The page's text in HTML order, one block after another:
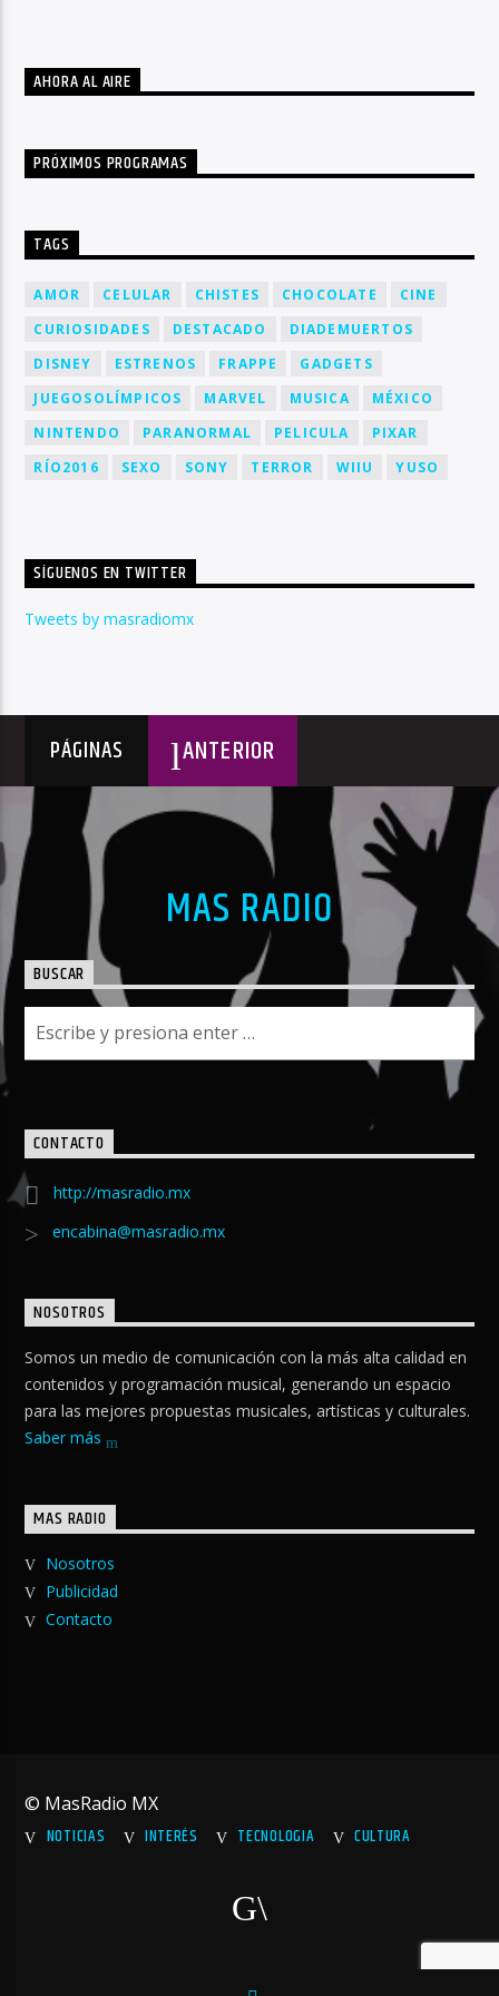
AHORA AL AIRE
PRÓXIMOS PROGRAMAS
TAGS
AMOR CELULAR CHISTES CHOCOLATE
CINE
CURIOSIDADES
DESTACADO
DIADEMUERTOS
DISNEY
ESTRENOS FRAPPE
GADGETS
JUEGOSOLÍMPICOS
MARVEL MUSICA
MÉXICO
NINTENDO
PARANORMAL PELICULA
PIXAR
RÍO2016
SEXO SONY TERROR WIIU YUSO
SÍGUENOS EN TWITTER
Tweets by masradiomx
PÁGINAS ANTERIOR
MAS RADIO
BUSCAR
CONTACTO
http://masradio.mx
encabina@masradio.mx
NOSOTROS
Somos un medio de comunicación con la más alta calidad en
contenidos y programación musical, generando un espacio
para las mejores propuestas musicales, artísticas y culturales.
Saber más
MAS RADIO
Nosotros
Publicidad
Contacto
© MasRadio MX
NOTICIAS
INTERÉS TECNOLOGIA CULTURA